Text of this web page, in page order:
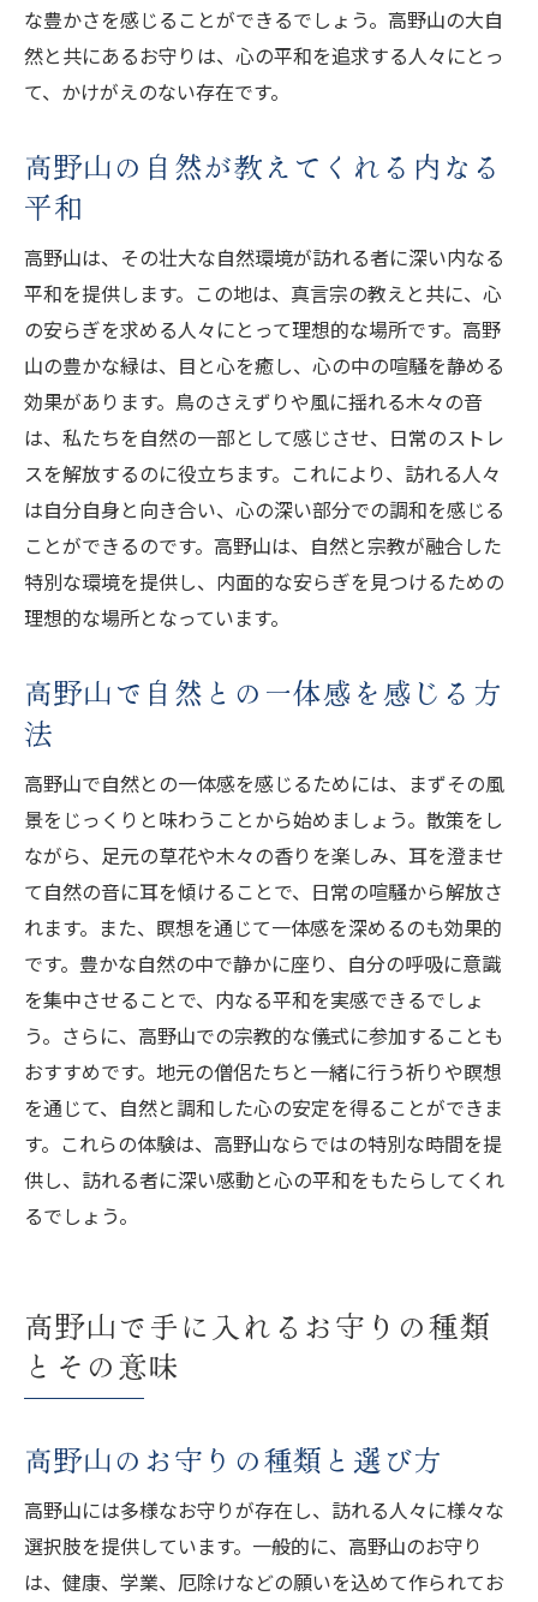
な豊かさを感じることができるでしょう。高野山の大自
然と共にあるお守りは、心の平和を追求する人々にとっ
て、かけがえのない存在です。
高野山の自然が教えてくれる内なる
平和
高野山は、その壮大な自然環境が訪れる者に深い内なる
平和を提供します。この地は、真言宗の教えと共に、心
の安らぎを求める人々にとって理想的な場所です。高野
山の豊かな緑は、目と心を癒し、心の中の喧騒を静める
効果があります。鳥のさえずりや風に揺れる木々の音
は、私たちを自然の一部として感じさせ、日常のストレ
スを解放するのに役立ちます。これにより、訪れる人々
は自分自身と向き合い、心の深い部分での調和を感じる
ことができるのです。高野山は、自然と宗教が融合した
特別な環境を提供し、内面的な安らぎを見つけるための
理想的な場所となっています。
高野山で自然との一体感を感じる方
法
高野山で自然との一体感を感じるためには、まずその風
景をじっくりと味わうことから始めましょう。散策をし
ながら、足元の草花や木々の香りを楽しみ、耳を澄ませ
て自然の音に耳を傾けることで、日常の喧騒から解放さ
れます。また、瞑想を通じて一体感を深めるのも効果的
です。豊かな自然の中で静かに座り、自分の呼吸に意識
を集中させることで、内なる平和を実感できるでしょ
う。さらに、高野山での宗教的な儀式に参加することも
おすすめです。地元の僧侶たちと一緒に行う祈りや瞑想
を通じて、自然と調和した心の安定を得ることができま
す。これらの体験は、高野山ならではの特別な時間を提
供し、訪れる者に深い感動と心の平和をもたらしてくれ
るでしょう。
高野山で手に入れるお守りの種類
とその意味
高野山のお守りの種類と選び方
高野山には多様なお守りが存在し、訪れる人々に様々な
選択肢を提供しています。一般的に、高野山のお守り
は、健康、学業、厄除けなどの願いを込めて作られてお